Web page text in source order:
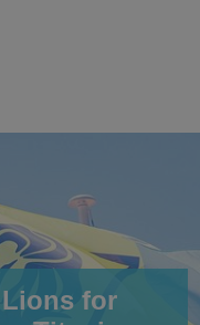
for